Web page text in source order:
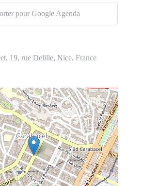
pour Google Agenda
19, rue Delille, Nice, France